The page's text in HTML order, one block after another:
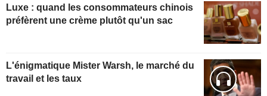
Luxe : quand les consommateurs chinois
préfèrent une crème plutôt qu'un sac
L'énigmatique Mister Warsh, le marché du
travail et les taux